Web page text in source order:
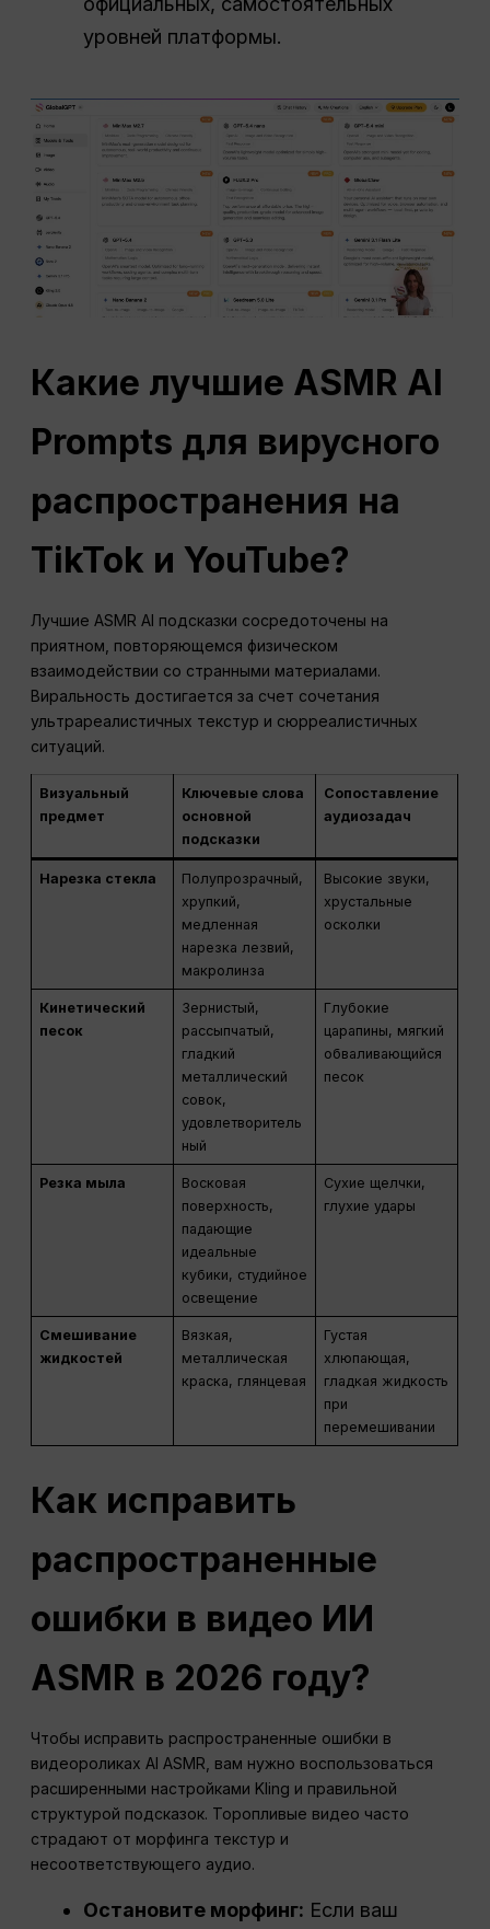
уровней платформы.
Какие лучшие ASMR AI
Prompts для вирусного
распространения на
TikTok и YouTube?
Лучшие ASMR AI подсказки сосредоточены на
приятном, повторяющемся физическом
взаимодействии со странными материалами.
Виральность достигается за счет сочетания
ультрареалистичных текстур и сюрреалистичных
ситуаций.
Визуальный
предмет
Ключевые слова
основной
подсказки
Сопоставление
аудиозадач
Нарезка стекла
Полупрозрачный,
хрупкий,
медленная
нарезка лезвий,
макролинза
Высокие звуки,
хрустальные
осколки
Кинетический
песок
Зернистый,
рассыпчатый,
гладкий
металлический
совок,
удовлетворитель
ный
Глубокие
царапины, мягкий
обваливающийся
песок
Резка мыла
Восковая
поверхность,
падающие
идеальные
кубики, студийное
освещение
Сухие щелчки,
глухие удары
Смешивание
жидкостей
Вязкая,
металлическая
краска, глянцевая
Густая
хлюпающая,
гладкая жидкость
при
перемешивании
Как исправить
распространенные
ошибки в видео ИИ
ASMR в 2026 году?
Чтобы исправить распространенные ошибки в
видеороликах AI ASMR, вам нужно воспользоваться
расширенными настройками Kling и правильной
структурой подсказок. Торопливые видео часто
страдают от морфинга текстур и
несоответствующего аудио.
Остановите морфинг: Если ваш